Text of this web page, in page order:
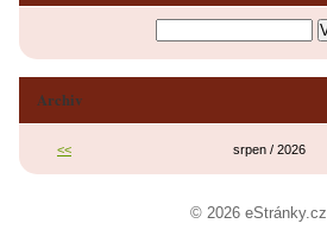
Archiv
<< srpen / 2026
© 2026 eStránky.cz